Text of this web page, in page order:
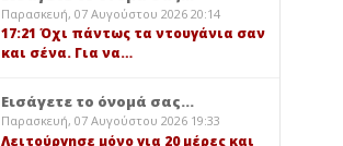
Παρασκευή, 07 Αυγούστου 2026 20:14
17:21 Όχι πάντως τα ντουγάνια σαν
και σένα. Για να…
Εισάγετε το όνομά σας...
Παρασκευή, 07 Αυγούστου 2026 19:33
Λειτούργησε μόνο για 20 μέρες και